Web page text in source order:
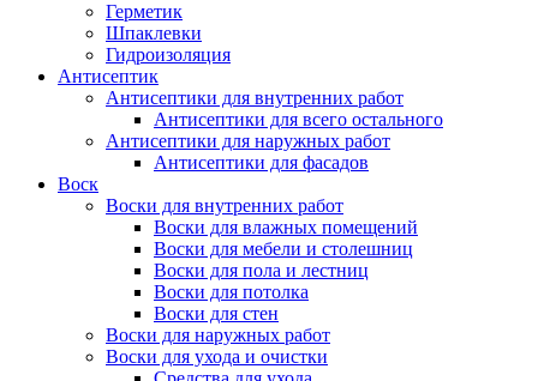
Герметик
Шпаклевки
Гидроизоляция
Антисептик
Антисептики для внутренних работ
Антисептики для всего остального
Антисептики для наружных работ
Антисептики для фасадов
Воск
Воски для внутренних работ
Воски для влажных помещений
Воски для мебели и столешниц
Воски для пола и лестниц
Воски для потолка
Воски для стен
Воски для наружных работ
Воски для ухода и очистки